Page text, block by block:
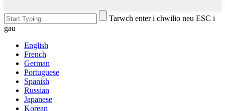
Tarwch enter i chwilio neu ESC i
gau
English
French
German
Portuguese
Spanish
Russian
Japanese
Korean